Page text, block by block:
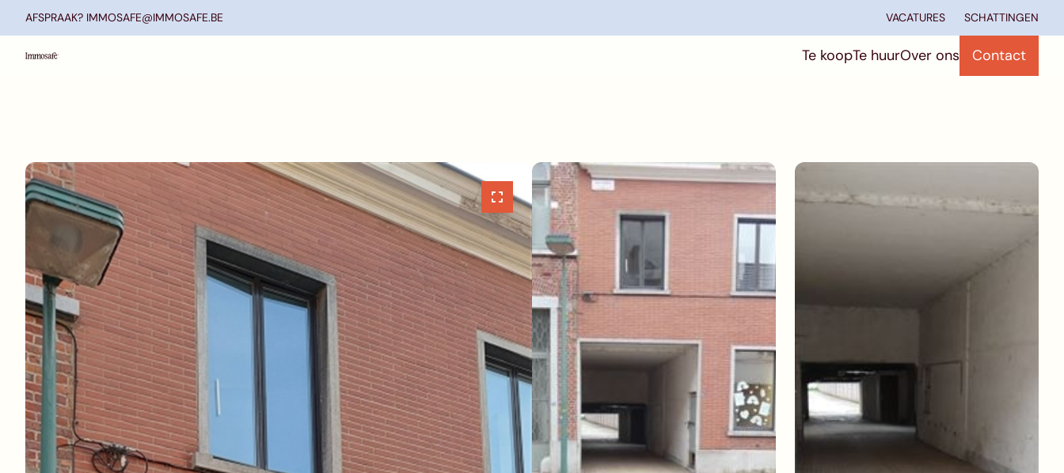
AFSPRAAK? IMMOSAFE@IMMOSAFE.BE VACATURES SCHATTINGEN
Te koopTe huurOver ons Contact